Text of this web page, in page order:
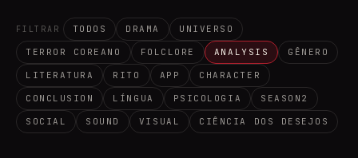
FILTRAR TODOS DRAMA UNIVERSO
TERROR COREANO FOLCLORE ANALYSIS GÊNERO
LITERATURA RITO APP CHARACTER
CONCLUSION LÍNGUA PSICOLOGIA SEASON2
SOCIAL SOUND VISUAL CIÊNCIA DOS DESEJOS